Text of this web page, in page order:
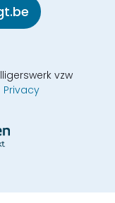
vzw
Privacy